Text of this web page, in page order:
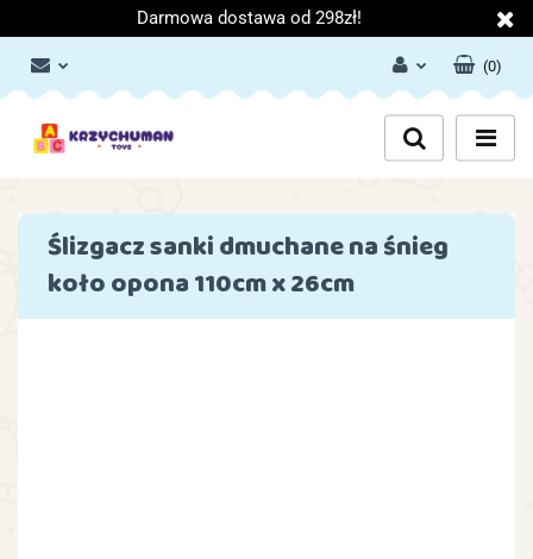
Darmowa dostawa od 298zł!
Zaloguj się
Załóż konto
Dodaj zgłoszenie
Zgody cookies
(0)
Ślizgacz sanki dmuchane na śnieg
koło opona 110cm x 26cm